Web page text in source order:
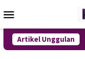
to
Menu
Artikel Unggulan